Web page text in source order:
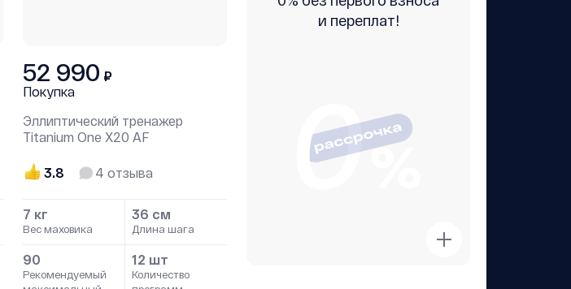
52 990 ₽
Покупка
Эллиптический тренажер
Titanium One X20 AF
3.8 4 отзыва
7 кг
Вес маховика
36 см
Длина шага
90
Рекомендуемый
12 шт
Количество
и переплат!